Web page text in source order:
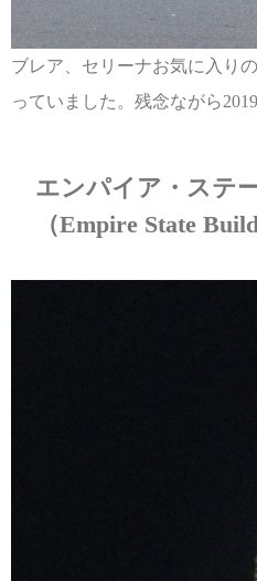
ブレア、セリーナお気に入り
っていました。残念ながら
エンパイア・ステ
（Empire State